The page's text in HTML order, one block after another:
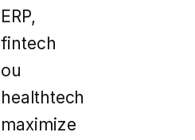
ERP,
fintech
ou
healthtech
maximize